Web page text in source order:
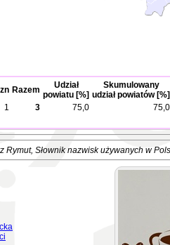
Razem
Udział
powiatu [%]
Skumulowany
udział powiatów [%]
1 3 75,0 75,0
Rymut, Słownik nazwisk używanych w